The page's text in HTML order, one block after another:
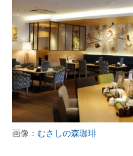
画像： むさしの森珈琲